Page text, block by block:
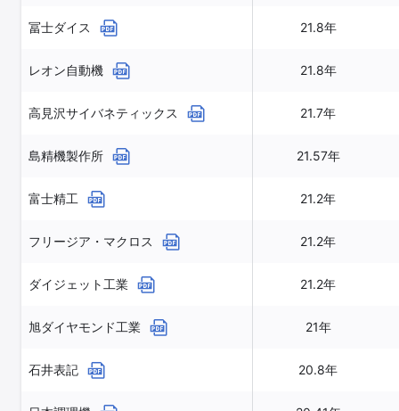
冨士ダイス 21.8年
レオン自動機 21.8年
高見沢サイバネティックス 21.7年
島精機製作所 21.57年
富士精工 21.2年
フリージア・マクロス 21.2年
ダイジェット工業 21.2年
旭ダイヤモンド工業 21年
石井表記 20.8年